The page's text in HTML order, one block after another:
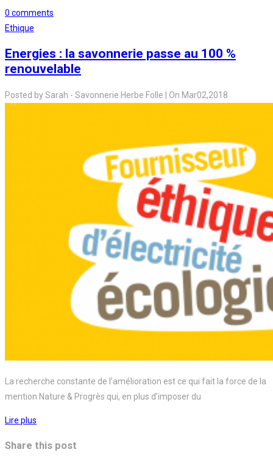
0 comments
Ethique
Energies : la savonnerie passe au 100 %
renouvelable
Posted bySarah - Savonnerie Herbe Folle On Mar02,2018
La recherche constante de l’amélioration est ce qui fait la force de la
mention Nature & Progrès qui, en plus d’imposer du
Lire plus
Share this post